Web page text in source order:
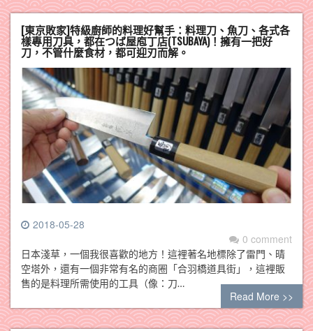
[東京敗家]特級廚師的料理好幫手：料理刀、魚刀、各式各
樣專用刀具，都在つば屋庖丁店(TSUBAYA)！擁有一把好
刀，不管什麼食材，都可迎刃而解。
2018-05-28
0 comment
日本淺草，一個我很喜歡的地方！這裡著名地標除了雷門、晴
空塔外，還有一個非常有名的商圈「合羽橋道具街」，這裡販
售的是料理所需使用的工具（像：刀…
Read More >>